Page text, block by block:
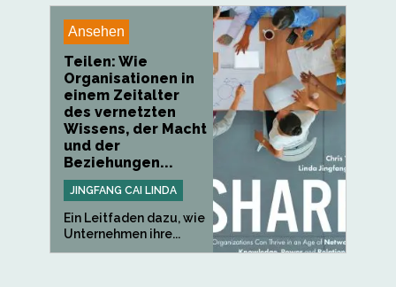
Ansehen
Teilen: Wie
Organisationen in
einem Zeitalter
des vernetzten
Wissens, der Macht
und der
Beziehungen...
JINGFANG CAI LINDA
Ein Leitfaden dazu, wie
Unternehmen ihre...